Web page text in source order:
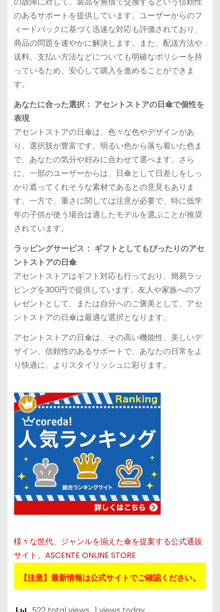
のあるサポートを提供しています。ユーザーからのフ
ィードバックに基づく迅速な対応も評価されており、
商品の問題を速やかに解決します。また、配送方法や
送料、支払い方法などについても明確なポリシーを持
っているため、安心して購入を進めることができま
す。
あなたに合った選択： アセントストアの日傘で個性を
表現
アセントストアの日傘は、色々な色やデザインがあ
り、選択肢が豊富です。明るい色から落ち着いた色ま
で、あなたの気分や好みに合わせて選べます。さら
に、一部のユーザーからは、日傘として日差しをしっ
かり遮ってくれそうな素材であるとの意見もありま
す。一方で、重さに関しては注意が必要で、特に低学
年の子供が使う場合は適したモデルを選ぶことが推奨
されています。
ラッピングサービス： ギフトとしてもぴったりのアセ
ントストアの日傘
アセントストアはギフト対応も行っており、簡易ラッ
ピングを300円で提供しています。友人や家族へのプ
レゼントとして、または自分へのご褒美として、アセ
ントストアの日傘は最適な選択となります。
アセントストアの日傘は、その高い機能性、美しいデ
ザイン、信頼性のあるサポートで、あなたの日常をよ
り快適に、よりスタイリッシュに彩ります。
様々な世代、ジャンルを揃えた傘を提案する公式通販
サイト、ASCENTE ONLINE STORE
【注意】最新情報は公式サイトでご確認ください。